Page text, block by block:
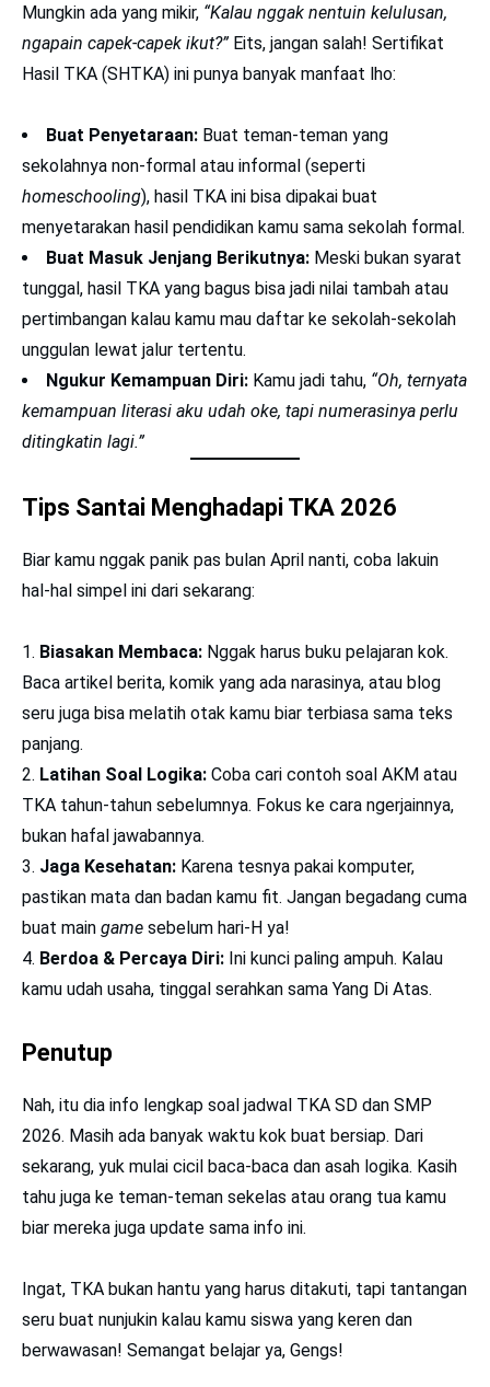
Mungkin ada yang mikir, “Kalau nggak nentuin kelulusan,
ngapain capek-capek ikut?”Eits, jangan salah! Sertifikat
Hasil TKA (SHTKA) ini punya banyak manfaat lho:
Buat Penyetaraan: Buat teman-teman yang
sekolahnya non-formal atau informal (seperti
homeschooling), hasil TKA ini bisa dipakai buat
menyetarakan hasil pendidikan kamu sama sekolah formal.
Buat Masuk Jenjang Berikutnya: Meski bukan syarat
tunggal, hasil TKA yang bagus bisa jadi nilai tambah atau
pertimbangan kalau kamu mau daftar ke sekolah-sekolah
unggulan lewat jalur tertentu.
Ngukur Kemampuan Diri: Kamu jadi tahu, “Oh, ternyata
kemampuan literasi aku udah oke, tapi numerasinya perlu
ditingkatin lagi.”
Tips Santai Menghadapi TKA 2026
Biar kamu nggak panik pas bulan April nanti, coba lakuin
hal-hal simpel ini dari sekarang:
Biasakan Membaca: Nggak harus buku pelajaran kok.
Baca artikel berita, komik yang ada narasinya, atau blog
seru juga bisa melatih otak kamu biar terbiasa sama teks
panjang.
Latihan Soal Logika: Coba cari contoh soal AKM atau
TKA tahun-tahun sebelumnya. Fokus ke cara ngerjainnya,
bukan hafal jawabannya.
Jaga Kesehatan: Karena tesnya pakai komputer,
pastikan mata dan badan kamu fit. Jangan begadang cuma
buat main game sebelum hari-H ya!
Berdoa & Percaya Diri: Ini kunci paling ampuh. Kalau
kamu udah usaha, tinggal serahkan sama Yang Di Atas.
Penutup
Nah, itu dia info lengkap soal jadwal TKA SD dan SMP
2026. Masih ada banyak waktu kok buat bersiap. Dari
sekarang, yuk mulai cicil baca-baca dan asah logika. Kasih
tahu juga ke teman-teman sekelas atau orang tua kamu
biar mereka juga update sama info ini.
Ingat, TKA bukan hantu yang harus ditakuti, tapi tantangan
seru buat nunjukin kalau kamu siswa yang keren dan
berwawasan! Semangat belajar ya, Gengs!